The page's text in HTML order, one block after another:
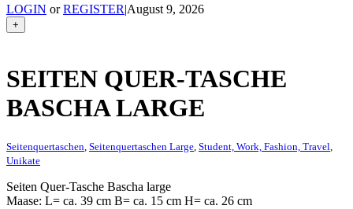
LOGIN orREGISTER|August 9, 2026
+
SEITEN QUER-TASCHE
BASCHA LARGE
Seitenquertaschen, Seitenquertaschen Large, Student, Work, Fashion, Travel,
Unikate
Seiten Quer-Tasche Bascha large
Maase: L= ca. 39 cm B= ca. 15 cm H= ca. 26 cm